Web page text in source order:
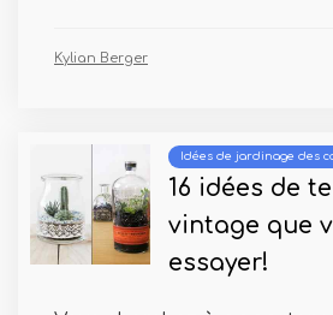
Kylian Berger
Idées de jardinage des
16 idées de
vintage que
essayer!